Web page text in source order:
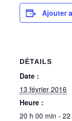
Ajouter
DÉTAILS
Date :
13 février 2016
Heure :
20 h 00 min -